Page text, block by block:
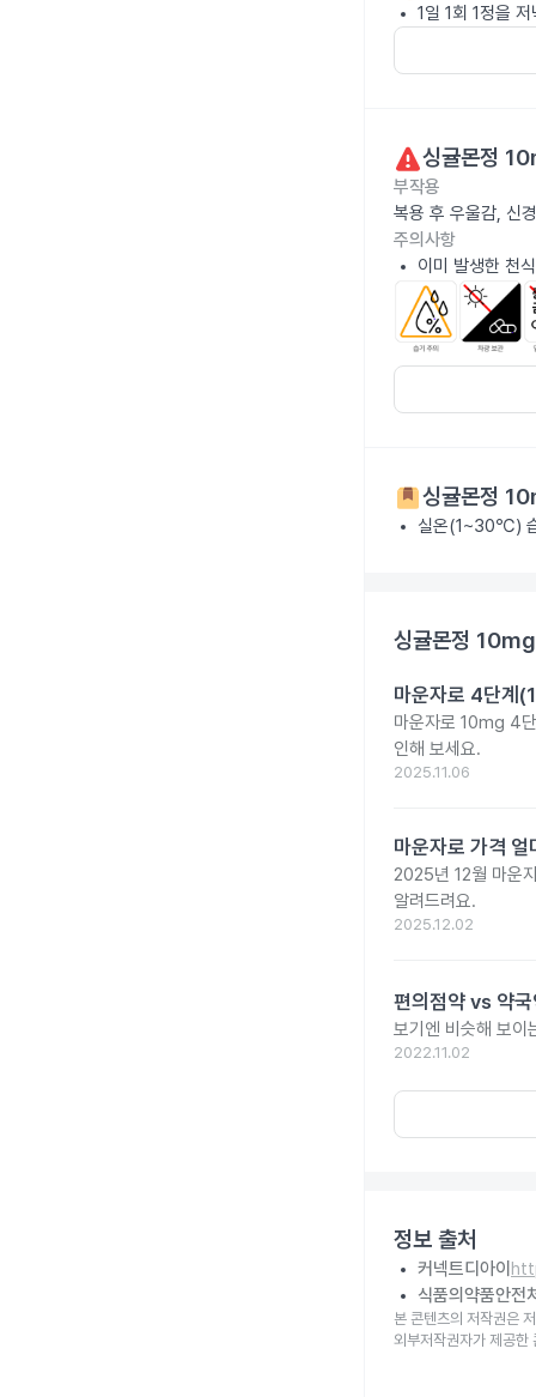
1일 1회 1정을
싱귤몬정
부작용
복용 후 우울감, 신
주의사항
이미 발생한 천
싱귤몬정
실온(1~30℃)
싱귤몬정 10mg
마운자로 4단계
마운자로 10mg 4
인해 보세요.
2025.11.06
마운자로 가격
2025년 12월 마운
알려드려요.
2025.12.02
편의점약 vs 약
보기엔 비슷해 보이
2022.11.02
정보 출처
커넥트디아이
식품의약품안전
본 콘텐츠의 저작권은
외부저작권자가 제공한